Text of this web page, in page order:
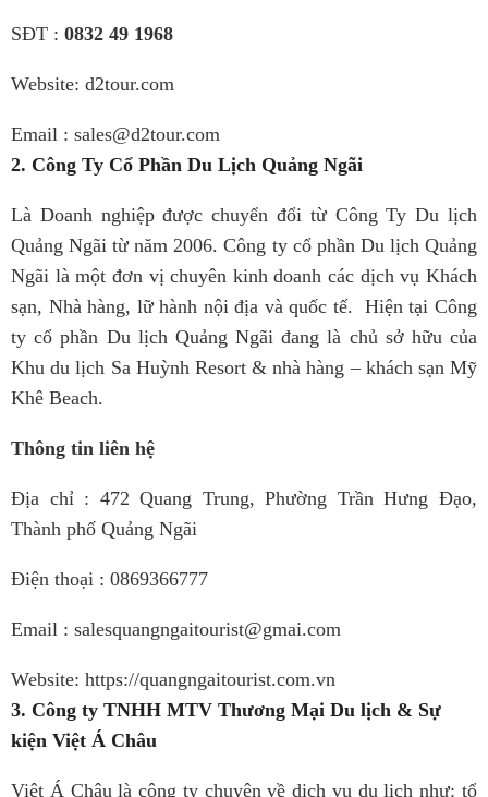
SĐT : 0832 49 1968
Website: d2tour.com
Email : sales@d2tour.com
2. Công Ty Cổ Phần Du Lịch Quảng Ngãi
Là Doanh nghiệp được chuyển đổi từ Công Ty Du lịch
Quảng Ngãi từ năm 2006. Công ty cổ phần Du lịch Quảng
Ngãi là một đơn vị chuyên kinh doanh các dịch vụ Khách
sạn, Nhà hàng, lữ hành nội địa và quốc tế. Hiện tại Công
ty cổ phần Du lịch Quảng Ngãi đang là chủ sở hữu của
Khu du lịch Sa Huỳnh Resort & nhà hàng – khách sạn Mỹ
Khê Beach.
Thông tin liên hệ
Địa chỉ : 472 Quang Trung, Phường Trần Hưng Đạo,
Thành phố Quảng Ngãi
Điện thoại : 0869366777
Email : salesquangngaitourist@gmai.com
Website: https://quangngaitourist.com.vn
3. Công ty TNHH MTV Thương Mại Du lịch & Sự
kiện Việt Á Châu
Việt Á Châu là công ty chuyên về dịch vụ du lịch như: tổ